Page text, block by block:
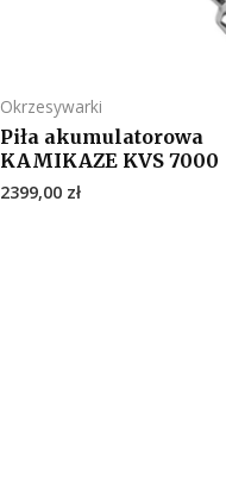
Okrzesywarki
Piła akumulatorowa
KAMIKAZE KVS 7000
2399,00 zł